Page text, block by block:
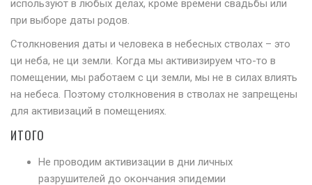
используют в любых делах, кроме времени свадьбы или
при выборе даты родов.
Столкновения даты и человека в небесных стволах – это
ци неба, не ци земли. Когда мы активизируем что-то в
помещении, мы работаем с ци земли, мы не в силах влиять
на небеса. Поэтому столкновения в стволах не запрещены
для активизаций в помещениях.
ИТОГО
Не проводим активизации в дни личных
разрушителей до окончания эпидемии